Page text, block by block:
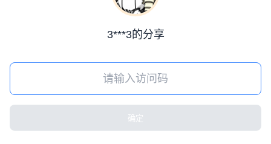
3***3的分享
确定